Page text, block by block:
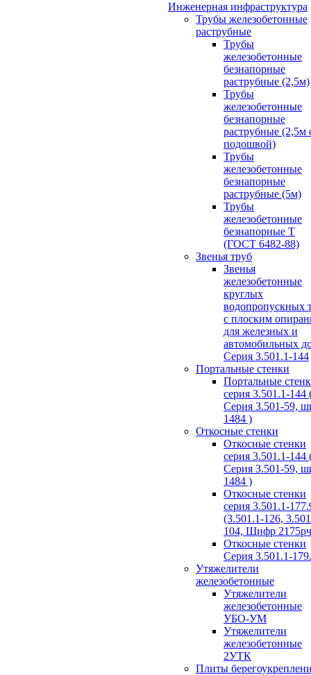
Инженерная инфраструктура
Трубы железобетонные
раструбные
Трубы
железобетонные
безнапорные
раструбные (2,5м)
Трубы
железобетонные
безнапорные
раструбные (2,5м
подошвой)
Трубы
железобетонные
безнапорные
раструбные (5м)
Трубы
железобетонные
безнапорные Т
(ГОСТ 6482-88)
Звенья труб
Звенья
железобетонные
круглых
водопропускных
с плоским
для железных и
автомобильных
Серия 3.501.1-144
Портальные стенки
Портальные
серия 3.501.1-144
Серия 3.501-59,
1484 )
Откосные стенки
Откосные стенки
серия 3.501.1-144
Серия 3.501-59,
1484 )
Откосные стенки
серия 3.501.1-
(3.501.1-126,
104, Шифр
Откосные стенки
Серия 3.501.1-
Утяжелители
железобетонные
Утяжелители
железобетонные
УБО-УМ
Утяжелители
железобетонные
2УТК
Плиты